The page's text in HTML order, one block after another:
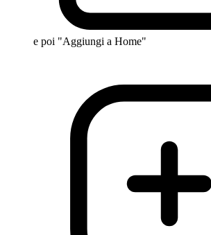
e poi "Aggiungi a Home"